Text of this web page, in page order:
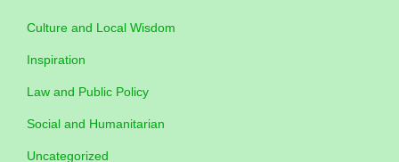
Culture and Local Wisdom
Inspiration
Law and Public Policy
Social and Humanitarian
Uncategorized